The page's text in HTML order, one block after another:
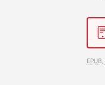
EPUB